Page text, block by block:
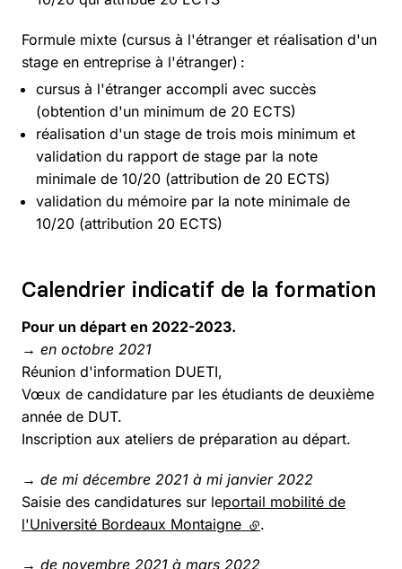
Formule mixte (cursus à l'étranger et réalisation d'un
stage en entreprise à l'étranger) :
cursus à l'étranger accompli avec succès
(obtention d'un minimum de 20 ECTS)
réalisation d'un stage de trois mois minimum et
validation du rapport de stage par la note
minimale de 10/20 (attribution de 20 ECTS)
validation du mémoire par la note minimale de
10/20 (attribution 20 ECTS)
Calendrier indicatif de la formation
Pour un départ en 2022-2023.
→ en octobre 2021
Réunion d'information DUETI,
Vœux de candidature par les étudiants de deuxième
année de DUT.
Inscription aux ateliers de préparation au départ.
→ de mi décembre 2021 à mi janvier 2022
Saisie des candidatures sur leportail mobilité de
l'Université Bordeaux Montaigne (lien externe)
.
→ de novembre 2021 à mars 2022